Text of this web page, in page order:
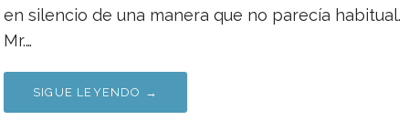
en silencio de una manera que no parecía habitual.
Mr.…
SIGUE LEYENDO →